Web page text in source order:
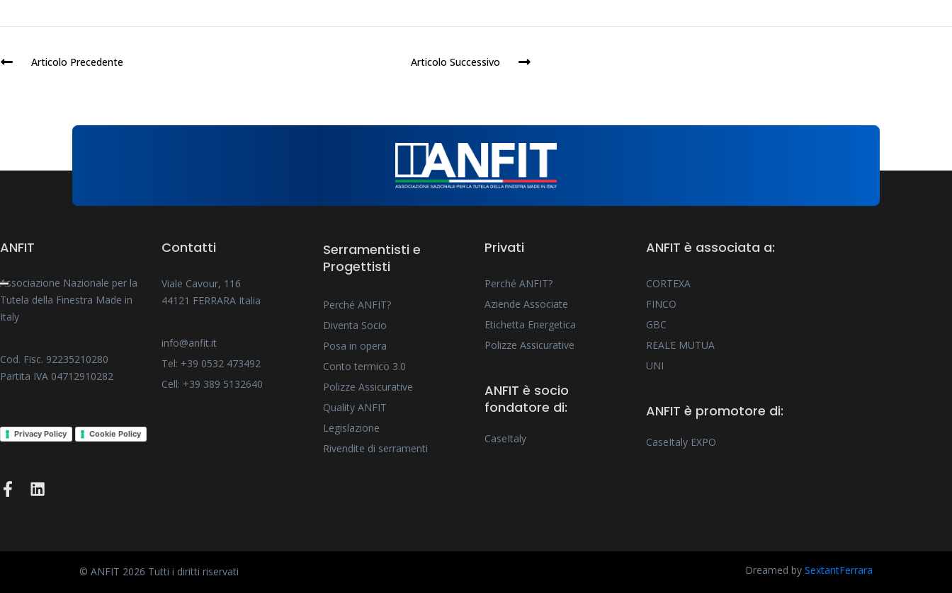
Articolo Precedente Articolo Successivo
ANFIT
Associazione Nazionale per la
Tutela della Finestra Made in
Italy
Cod. Fisc. 92235210280
Partita IVA 04712910282
Privacy Policy Cookie Policy
Contatti
Viale Cavour, 116
44121 FERRARA Italia
info@anfit.it
Tel: +39 0532 473492
Cell: +39 389 5132640
Serramentisti e
Progettisti
Perché ANFIT?
Diventa Socio
Posa in opera
Conto termico 3.0
Polizze Assicurative
Quality ANFIT
Legislazione
Rivendite di serramenti
Privati
Perché ANFIT?
Aziende Associate
Etichetta Energetica
Polizze Assicurative
ANFIT è socio
fondatore di:
CaseItaly
ANFIT è associata a:
CORTEXA
FINCO
GBC
REALE MUTUA
UNI
ANFIT è promotore di:
CaseItaly EXPO
© ANFIT 2026 Tutti i diritti riservati Dreamed by SextantFerrara